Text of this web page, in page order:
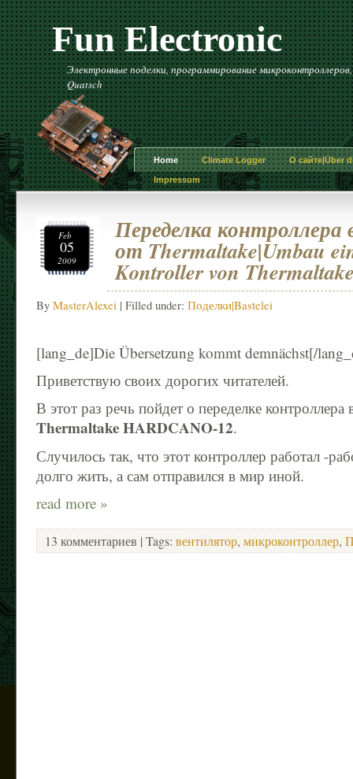
Fun Electronic
Электронные поделки, программирование
Quatsch
Home Climate Logger О сайте|Über
Impressum
Feb
05
2009
Переделка
от Thermaltake|Umbau
Kontroller von
By MasterAlexei | Filled under: Поделки|Bastelei
[lang_de]Die Übersetzung kommt demnächst[/
Приветствую своих дорогих читателей.
В этот раз речь пойдет о переделке контроллера
Thermaltake HARDCANO-12.
Случилось так, что этот контроллер работал -
долго жить, а сам отправился в мир иной.
read more »
13 комментариев | Tags: вентилятор, микроконтроллер,